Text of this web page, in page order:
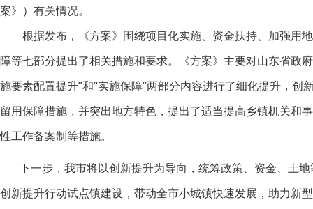
案》）有关情况。
根据发布，《方案》围绕项目化实施、资金扶持、加强用
障等七部分提出了相关措施和要求。《方案》主要对山东省政
施要素配置提升”和“实施保障”两部分内容进行了细化提升，
留用保障措施，并突出地方特色，提出了适当提高乡镇机关和
性工作备案制等措施。
下一步，我市将以创新提升为导向，统筹政策、资金、土
创新提升行动试点镇建设，带动全市小城镇快速发展，助力新